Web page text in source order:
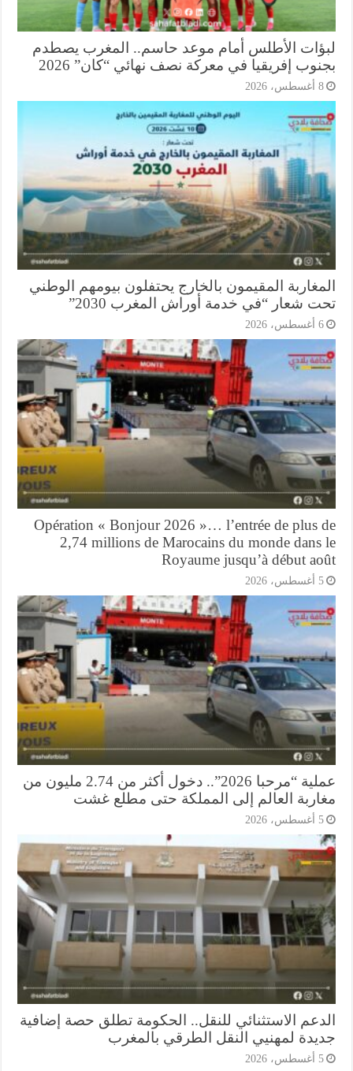
الأطلس أمام موعد حاسم.. المغرب يصطدم
إفريقيا في معركة نصف نهائي “كان” 2026
المقيمون بالخارج يحتفلون بيومهم الوطني
شعار “في خدمة أوراش المغرب 2030”
Opération « Bonjour 2026 »… l’entrée de plus
2,74 millions de Marocains du monde
Royaume jusqu’à début
عملية “مرحبا 2026”.. دخول أكثر من 2.74 مليون من
العالم إلى المملكة حتى مطلع غشت
الاستثنائي للنقل.. الحكومة تطلق حصة إضافية
لمهنيي النقل الطرقي بالمغرب